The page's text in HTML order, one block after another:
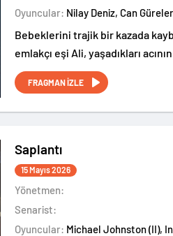
Oyuncular:
Bebeklerini trajik bir kazada
emlakçı eşi Ali, yaşadıkları
için gözlerden uzak bir köy
huzur bulmayı umdukları bu ev,
FRAGMAN İZLE
Saplantı
15 Mayıs 2026
Yönetmen:
Senarist:
Oyuncular: